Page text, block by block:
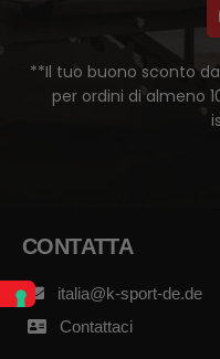
**Il tuo buono sconto
per ordini di almeno
CONTATTA
italia@k-sport-de.de
Contattaci